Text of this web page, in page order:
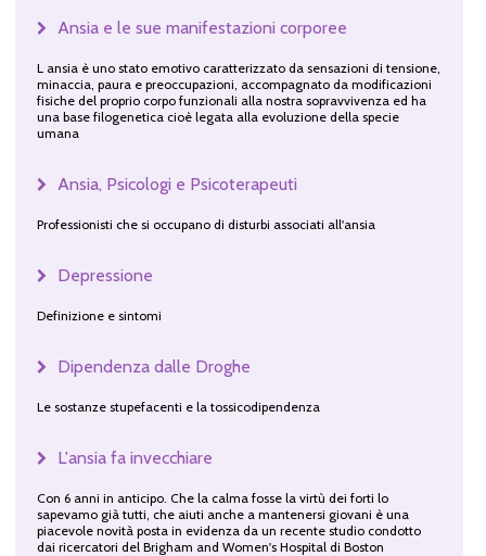
Ansia e le sue manifestazioni corporee
L ansia è uno stato emotivo caratterizzato da sensazioni di tensione,
minaccia, paura e preoccupazioni, accompagnato da modificazioni
fisiche del proprio corpo funzionali alla nostra sopravvivenza ed ha
una base filogenetica cioè legata alla evoluzione della specie
umana
Ansia, Psicologi e Psicoterapeuti
Professionisti che si occupano di disturbi associati all'ansia
Depressione
Definizione e sintomi
Dipendenza dalle Droghe
Le sostanze stupefacenti e la tossicodipendenza
L'ansia fa invecchiare
Con 6 anni in anticipo. Che la calma fosse la virtù dei forti lo
sapevamo già tutti, che aiuti anche a mantenersi giovani è una
piacevole novità posta in evidenza da un recente studio condotto
dai ricercatori del Brigham and Women's Hospital di Boston